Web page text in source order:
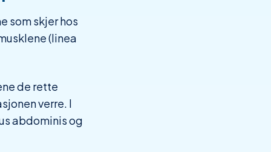
som skjer hos
(linea
de rette
verre. I
abdominis og